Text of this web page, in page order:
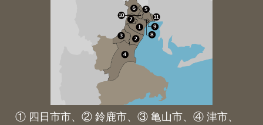
① 四日市市、② 鈴鹿市、③ 亀山市、④ 津市、